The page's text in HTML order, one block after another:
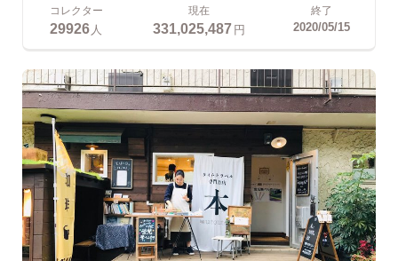
コレクター
29926人
現在
331,025,487円
終了
2020/05/15